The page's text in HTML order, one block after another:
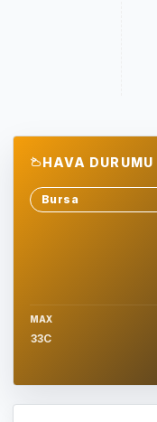
HAVA DURUMU
Sehir sec
MAX
33C